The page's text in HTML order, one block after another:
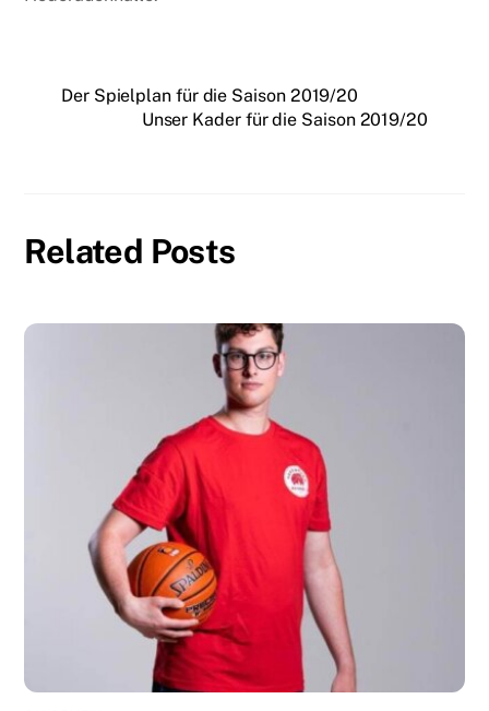
Der Spielplan für die Saison 2019/20
Unser Kader für die Saison 2019/20
Related Posts